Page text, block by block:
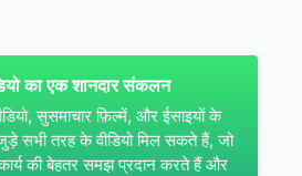
का एक शानदार संकलन
सुसमाचार फ़िल्में, और ईसाइयों के
सभी तरह के वीडियो मिल सकते हैं, जो
की बेहतर समझ प्रदान करते हैं और